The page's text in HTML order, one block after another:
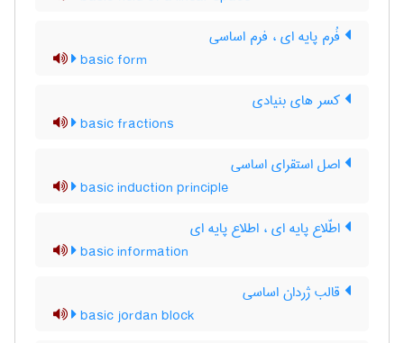
فُرم پایه ای ، فرم اساسی
basic form
کسر های بنیادی
basic fractions
اصل استقرای اساسی
basic induction principle
اطّلاع پایه ای ، اطلاع پایه ای
basic information
قالب ژردان اساسی
basic jordan block